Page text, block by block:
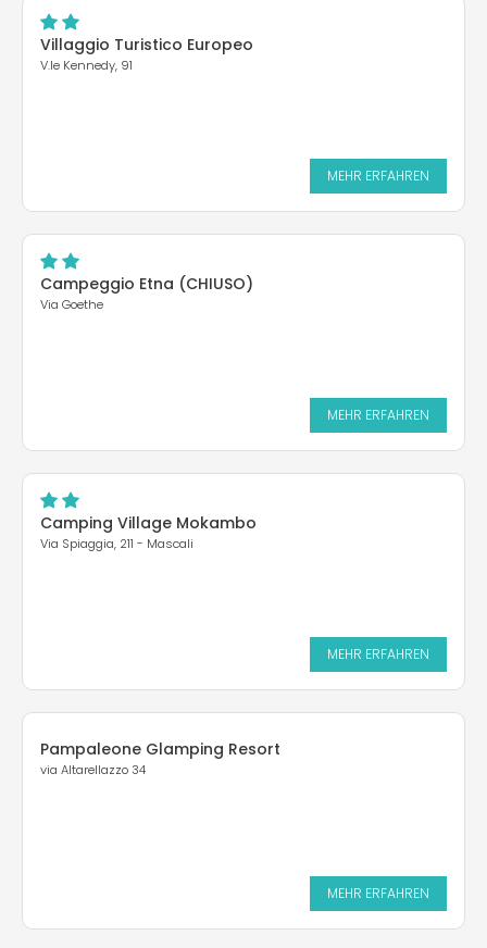
Villaggio Turistico Europeo
V.le Kennedy, 91
MEHR ERFAHREN
Campeggio Etna (CHIUSO)
Via Goethe
MEHR ERFAHREN
Camping Village Mokambo
Via Spiaggia, 211 - Mascali
MEHR ERFAHREN
Pampaleone Glamping Resort
via Altarellazzo 34
MEHR ERFAHREN